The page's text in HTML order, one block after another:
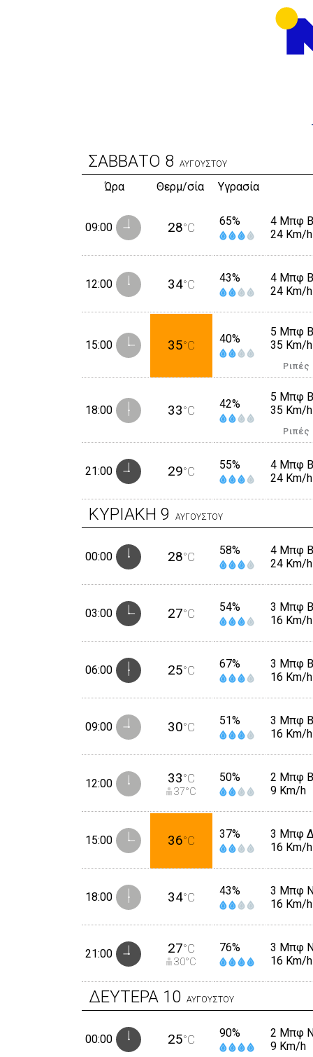
ΣΑΒΒΑΤΟ 8 ΑΥΓΟΥΣΤΟΥ
Ώρα Θερμ/σία Υγρασία
09:00 28°C 65%
4 Μπφ
24 Km/h
12:00 34°C 43%
4 Μπφ
24 Km/h
15:00 35°C 40%
5 Μπφ
35 Km/h
18:00 33°C 42%
5 Μπφ
35 Km/h
21:00 29°C 55%
4 Μπφ
24 Km/h
ΚΥΡΙΑΚΗ 9 ΑΥΓΟΥΣΤΟΥ
00:00 28°C 58%
4 Μπφ
24 Km/h
03:00 27°C 54%
3 Μπφ
16 Km/h
06:00 25°C 67%
3 Μπφ
16 Km/h
09:00 30°C 51%
3 Μπφ B
16 Km/h
12:00 33°C
37°C
50%
2 Μπφ
9 Km/h
15:00 36°C 37%
3 Μπφ
16 Km/h
18:00 34°C 43%
3 Μπφ
16 Km/h
21:00 27°C
30°C
76%
3 Μπφ
16 Km/h
ΔΕΥΤΕΡΑ 10 ΑΥΓΟΥΣΤΟΥ
00:00 25°C 90%
2 Μπφ
9 Km/h